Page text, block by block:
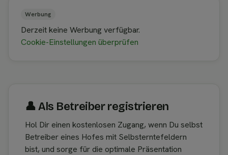
Werbung
Derzeit keine Werbung verfügbar.
Cookie-Einstellungen überprüfen
👤︎ Als Betreiber registrieren
Hol Dir einen kostenlosen Zugang, wenn Du selbst
Betreiber eines Hofes mit Selbsterntefeldern
bist, und sorge für die optimale Präsentation